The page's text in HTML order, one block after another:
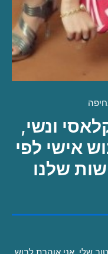
ונשי,
אישי לפי
שלנו